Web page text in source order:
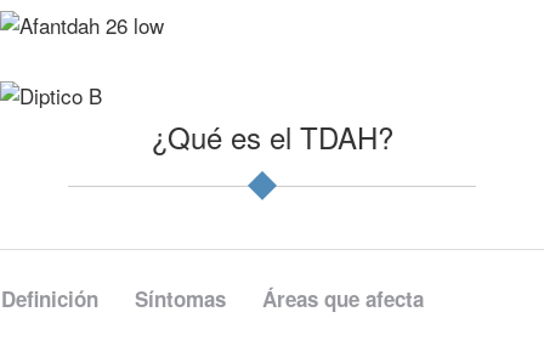
¿Qué es el TDAH?
Definición Síntomas Áreas que afecta